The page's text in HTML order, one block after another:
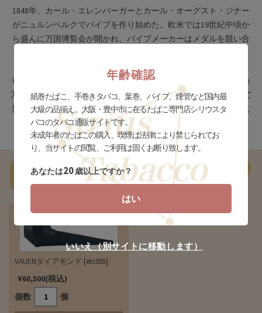
1848年、カール・エレンバーガーとカール・オーグスト・ジナー
がニュルンベルクでパイプを作り始めた。欧米では19世紀中頃か
ら盛んに万国博覧会が開かれ、パイプメーカーはメダルを競い合
った。ファウエンは、1873年ウィーン万博で初のメダルを獲得。
1876年フィラデルフィア万博ではついに金メダルを獲得。その
後、1882年ニュルンベルクをはじめ、1883年、1904年、1906年の
万博で金メダルに輝いた。9㎜フィルターのパイプを世界で初めて
開発したメーカーとしても有名。ファウエンの吸い口にある白点
は、ホワイトドットと呼ぶ。ダンヒルの場合はホワイトスポッ
ト。大きさが違う。
あ行 か行 さ行 た行 な行 は行 ま行
VAUENダイアモンド [etc005]
¥60,500(税込)
個数
個
年齢確認
紙巻たばこ、手巻きタバコ、葉巻、パイプ、煙管など国内最
大級の品揃え。大阪・豊中市に在るたばこ専門店シリウスタ
バコのタバコ通販サイトです。
未成年者のたばこの購入、喫煙は法律により禁じられてお
り、当サイトの閲覧、ご利用は固くお断り致します。
あなたは20歳以上ですか？
はい
いいえ（別サイトに移動します）